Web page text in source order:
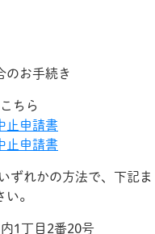
のお手続き
ちら
止申請書
止申請書
ずれかの方法で、下記ま
。
1丁目2番20号